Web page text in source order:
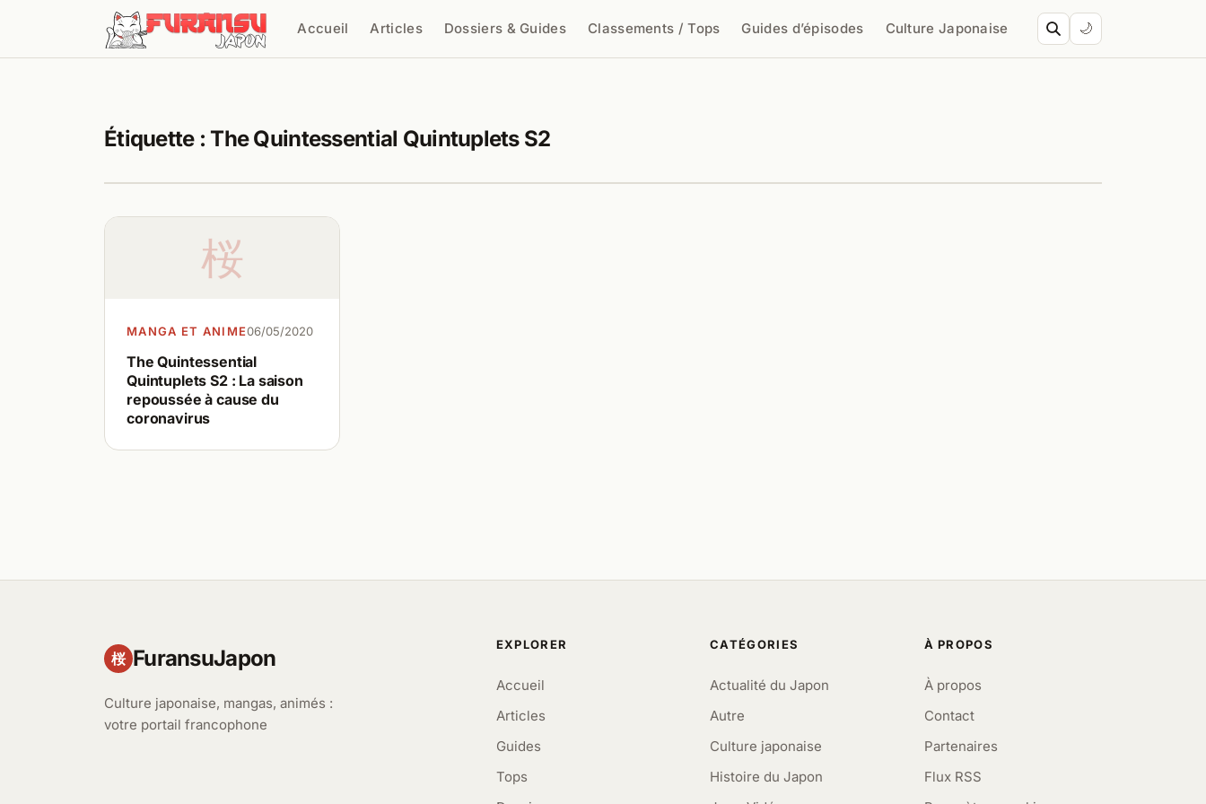
Aller au contenu
Accueil Articles Dossiers & Guides Classements / Tops Guides d’épisodes Culture Japonaise 🌙
Étiquette :The Quintessential Quintuplets S2
桜
MANGA ET ANIME06/05/2020
The Quintessential
Quintuplets S2 : La saison
repoussée à cause du
coronavirus
桜 FuransuJapon
Culture japonaise, mangas, animés :
votre portail francophone
EXPLORER
Accueil
Articles
Guides
Tops
CATÉGORIES
Actualité du Japon
Autre
Culture japonaise
Histoire du Japon
À PROPOS
À propos
Contact
Partenaires
Flux RSS